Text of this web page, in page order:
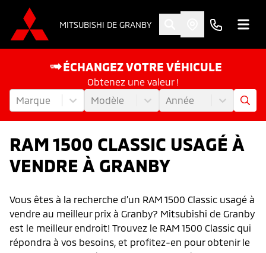
MITSUBISHI DE GRANBY
ÉCHANGEZ VOTRE VÉHICULE
Obtenez une valeur !
Marque
Modèle Année
RAM 1500 CLASSIC USAGÉ À
VENDRE À GRANBY
Vous êtes à la recherche d’un RAM 1500 Classic usagé à
vendre au meilleur prix à Granby? Mitsubishi de Granby
est le meilleur endroit! Trouvez le RAM 1500 Classic qui
répondra à vos besoins, et profitez-en pour obtenir le